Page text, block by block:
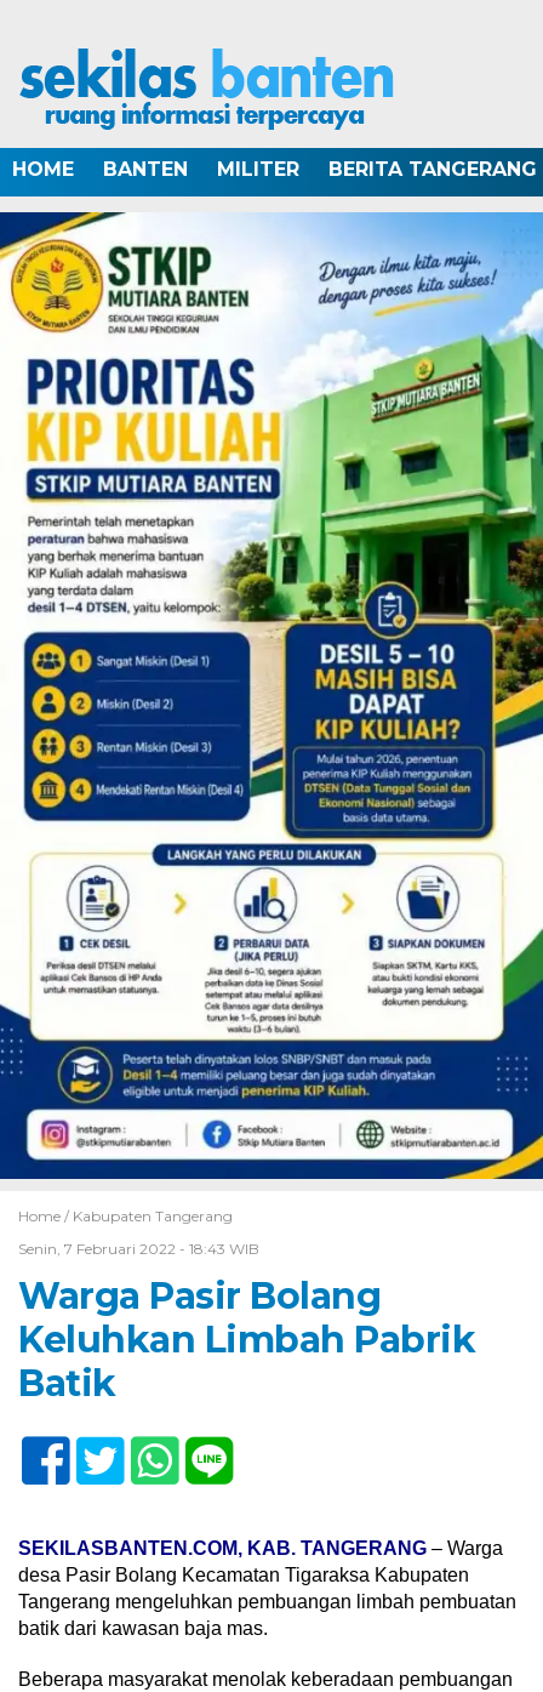
HOME BANTEN MILITER BERITA TANGERANG
Home / Kabupaten Tangerang
Senin, 7 Februari 2022 - 18:43 WIB
Warga Pasir Bolang
Keluhkan Limbah Pabrik
Batik
SEKILASBANTEN.COM, KAB. TANGERANG – Warga
desa Pasir Bolang Kecamatan Tigaraksa Kabupaten
Tangerang mengeluhkan pembuangan limbah pembuatan
batik dari kawasan baja mas.
Beberapa masyarakat menolak keberadaan pembuangan